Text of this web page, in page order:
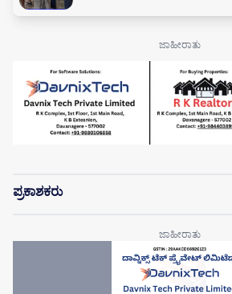
ಪ್ರಕಾಶಕರು